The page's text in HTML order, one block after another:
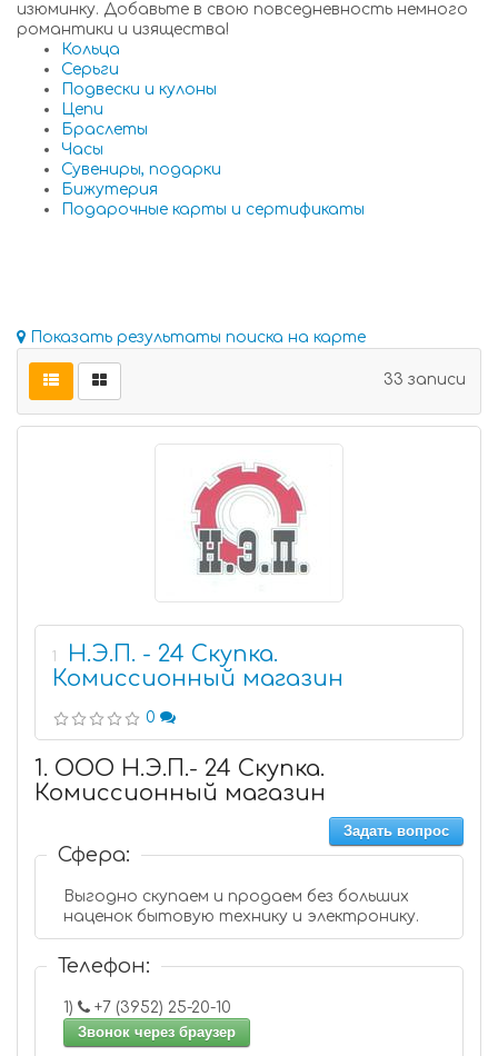
изюминку. Добавьте в свою повседневность немного
романтики и изящества!
Кольца
Серьги
Подвески и кулоны
Цепи
Браслеты
Часы
Сувениры, подарки
Бижутерия
Подарочные карты и сертификаты
Показать результаты поиска на карте
33 записи
1
Н.Э.П. - 24 Скупка.
Комиссионный магазин
0
1. ООО Н.Э.П.- 24 Скупка.
Комиссионный магазин
Задать вопрос
Сфера:
Выгодно скупаем и продаем без больших
наценок бытовую технику и электронику.
Телефон:
1)
+7 (3952) 25-20-10
Звонок через браузер